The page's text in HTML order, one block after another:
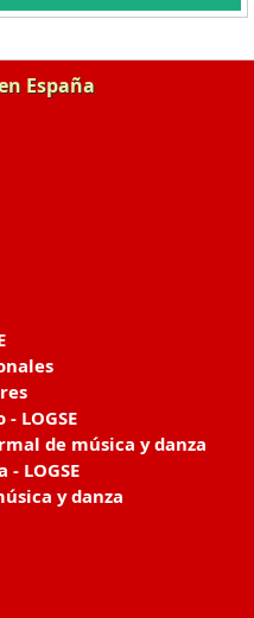
España
LOGSE
de música y danza
LOGSE
y danza